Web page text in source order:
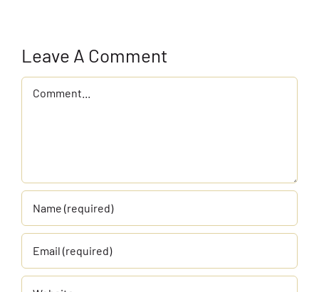
Leave A Comment
Comment